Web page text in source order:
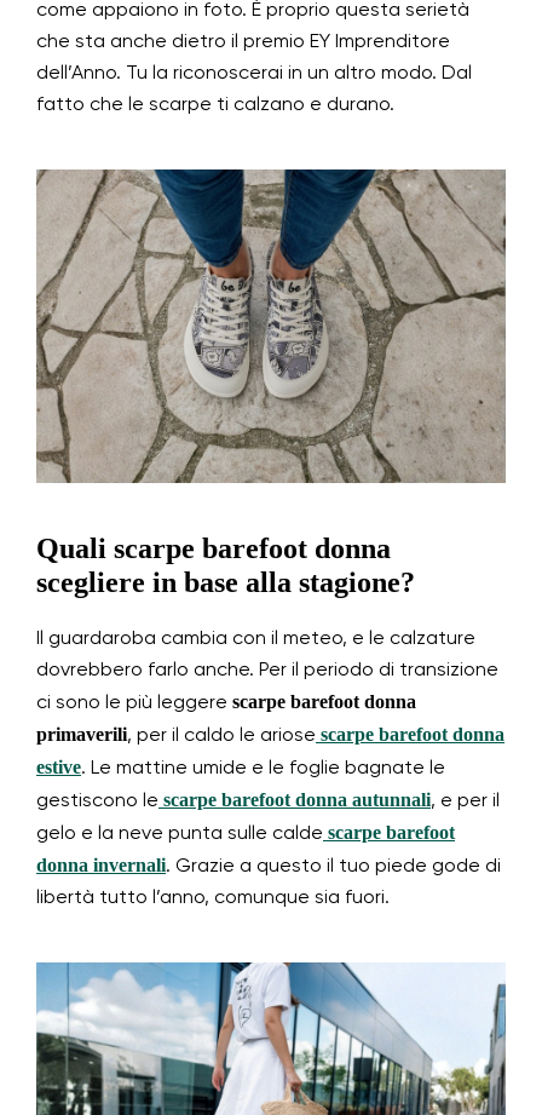
come appaiono in foto. È proprio questa serietà
che sta anche dietro il premio EY Imprenditore
dell’Anno. Tu la riconoscerai in un altro modo. Dal
fatto che le scarpe ti calzano e durano.
Quali scarpe barefoot donna
scegliere in base alla stagione?
Il guardaroba cambia con il meteo, e le calzature
dovrebbero farlo anche. Per il periodo di transizione
ci sono le più leggere scarpe barefoot donna
primaverili, per il caldo le ariose scarpe barefoot donna
estive. Le mattine umide e le foglie bagnate le
gestiscono le scarpe barefoot donna autunnali, e per il
gelo e la neve punta sulle calde scarpe barefoot
donna invernali. Grazie a questo il tuo piede gode di
libertà tutto l’anno, comunque sia fuori.